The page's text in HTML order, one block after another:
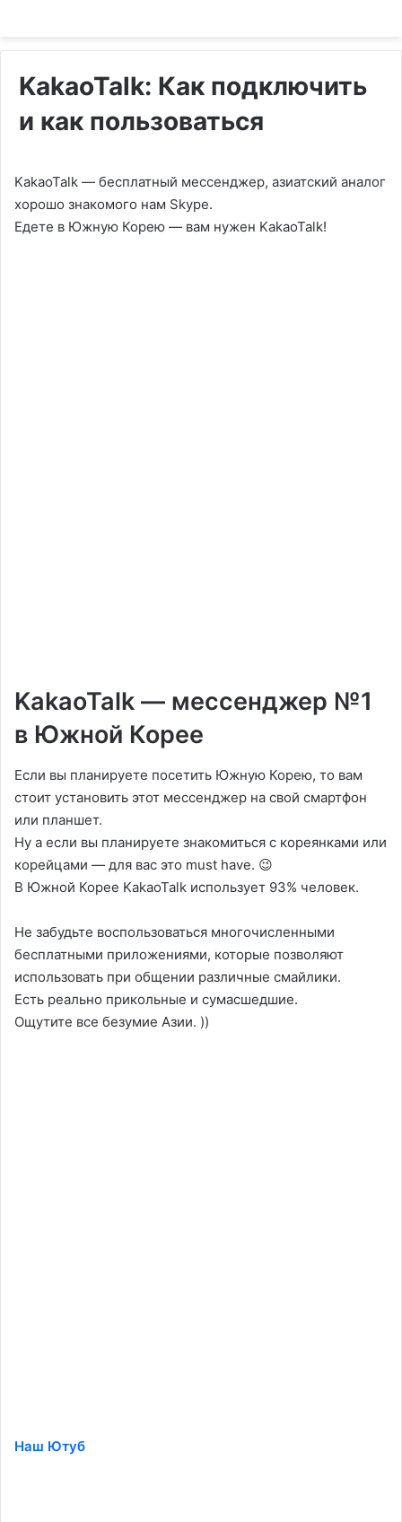
KakaoTalk: Как подключить
и как пользоваться
KakaoTalk — бесплатный мессенджер, азиатский аналог
хорошо знакомого нам Skype.
Едете в Южную Корею — вам нужен KakaoTalk!
KakaoTalk — мессенджер №1
в Южной Корее
Если вы планируете посетить Южную Корею, то вам
стоит установить этот мессенджер на свой смартфон
или планшет.
Ну а если вы планируете знакомиться с кореянками или
корейцами — для вас это must have. 😉
В Южной Корее KakaoTalk использует 93% человек.
Не забудьте воспользоваться многочисленными
бесплатными приложениями, которые позволяют
использовать при общении различные смайлики.
Есть реально прикольные и сумасшедшие.
Ощутите все безумие Азии. ))
Наш Ютуб